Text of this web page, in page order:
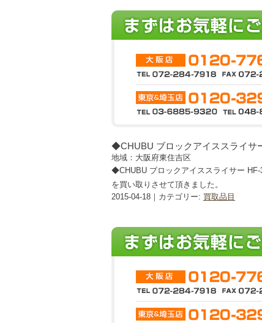
◆CHUBU ブロックアイススライサ
地域：大阪府東住吉区
◆CHUBU ブロックアイススライサー HF-
を買い取りさせて頂きました。
2015-04-18｜カテゴリー: 買取品目